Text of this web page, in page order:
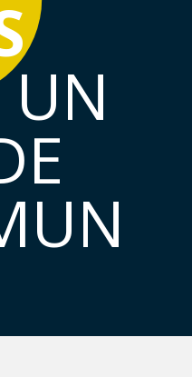
UN